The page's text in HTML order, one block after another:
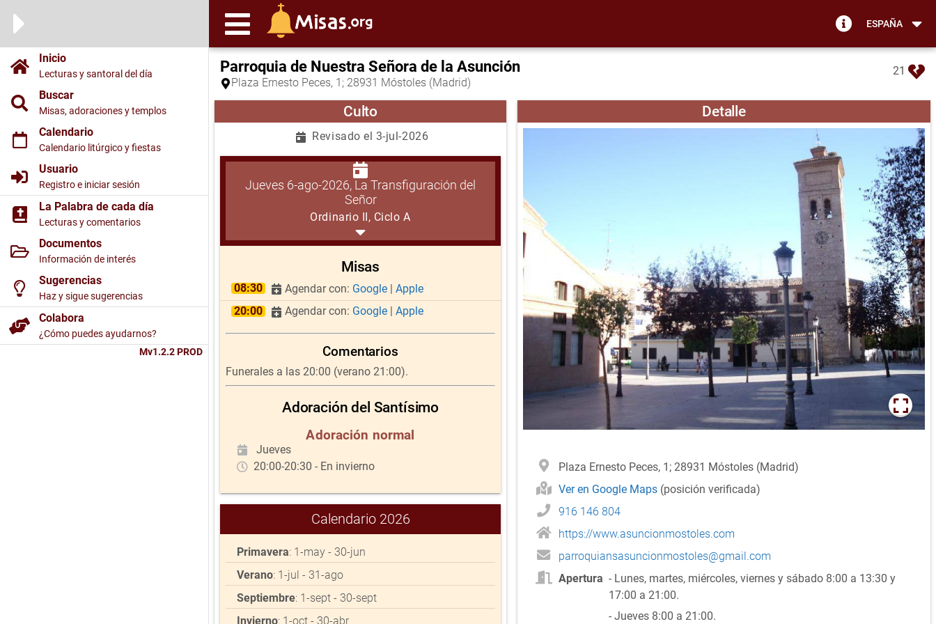
ESPAÑA
Inicio
Lecturas y santoral del día
Buscar
Misas, adoraciones y templos
Calendario
Calendario litúrgico y fiestas
Usuario
Registro e iniciar sesión
La Palabra de cada día
Lecturas y comentarios
Documentos
Información de interés
Sugerencias
Haz y sigue sugerencias
Colabora
¿Cómo puedes ayudarnos?
Mv1.2.2 PROD
Parroquia de Nuestra Señora de la Asunción
Plaza Ernesto Peces, 1; 28931 Móstoles (Madrid)
21
Culto
Revisado el 3-jul-2026
Jueves 6-ago-2026, La Transfiguración del
Señor
Ordinario II, Ciclo A
Misas
08:30 Agendar con: Google | Apple
20:00
Agendar con: Google | Apple
Comentarios
Funerales a las 20:00 (verano 21:00).
Adoración del Santísimo
Adoración normal
Jueves
20:00-20:30 - En invierno
Calendario 2026
Primavera: 1-may - 30-jun
Verano: 1-jul - 31-ago
Septiembre: 1-sept - 30-sept
Invierno: 1-oct - 30-abr
Detalle
Plaza Ernesto Peces, 1; 28931 Móstoles (Madrid)
Ver en Google Maps (posición verificada)
916 146 804
https://www.asuncionmostoles.com
parroquiansasuncionmostoles@gmail.com
Apertura - Lunes, martes, miércoles, viernes y sábado 8:00 a 13:30 y
17:00 a 21:00.
- Jueves 8:00 a 21:00.